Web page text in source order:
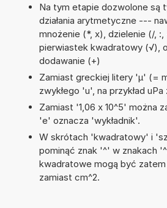
Na tym etapie dozwolone są
działania arytmetyczne ---
mnożenie (*, x), dzielenie (/, :,
pierwiastek kwadratowy (√),
dodawanie (+)
Zamiast greckiej litery 'µ' (=
zwykłego 'u', na przykład
Zamiast '1,06 x 10^5' można
'e' oznacza 'wykładnik'.
W skrótach 'kwadratowy' i
pominąć znak '^' w znakach
kwadratowe mogą być
zamiast cm^2.